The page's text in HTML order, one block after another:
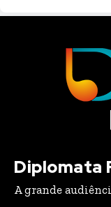
Diplomata
A grande